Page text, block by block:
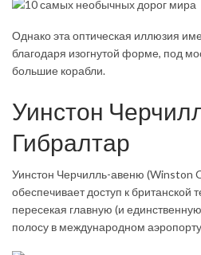
Однако эта оптическая иллюзия
благодаря изогнутой форме, под
большие корабли.
Уинстон
Гибралтар
Уинстон Черчилль-авеню (Win­ston
обеспечивает доступ к британской
пересекая главную (и
полосу в международном